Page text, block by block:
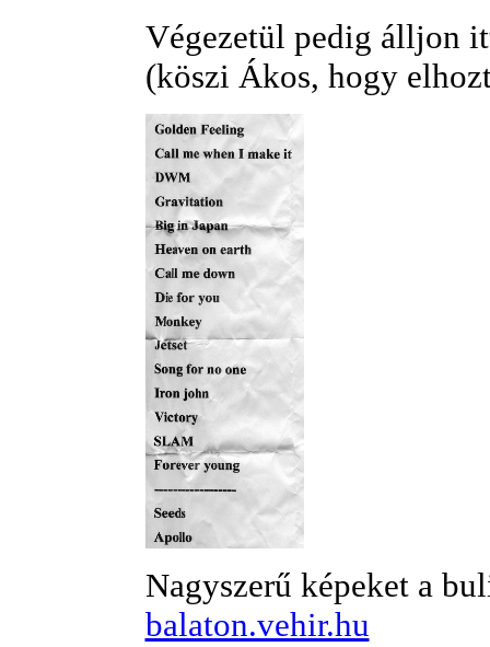
Végezetül pedig álljon
(köszi Ákos, hogy
Nagyszerű képeket a
balaton.vehir.hu